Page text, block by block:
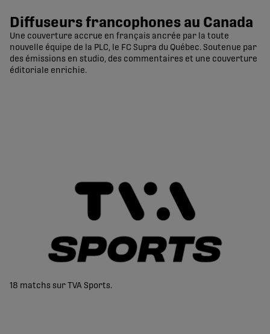
Diffuseurs francophones au Canada
Une couverture accrue en français ancrée par la toute
nouvelle équipe de la PLC, le FC Supra du Québec. Soutenue par
des émissions en studio, des commentaires et une couverture
éditoriale enrichie.
18 matchs sur TVA Sports.